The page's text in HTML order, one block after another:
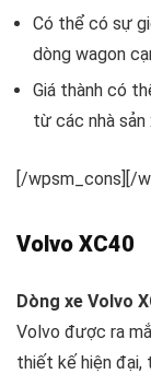
Có thể có sự
dòng wagon
Giá thành có
từ các nhà sản
[/wpsm_cons][/
Volvo XC40
Dòng xe Volvo
Volvo được ra
thiết kế hiện đại,